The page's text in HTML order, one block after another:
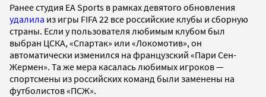
Ранее студия EA Sports в рамках девятого обновления
удалила из игры FIFA 22 все российские клубы и сборную
страны. Если у пользователя любимым клубом был
выбран ЦСКА, «Спартак» или «Локомотив», он
автоматически изменился на французский «Пари Сен-
Жермен». Та же мера касалась любимых игроков —
спортсмены из российских команд были заменены на
футболистов «ПСЖ».